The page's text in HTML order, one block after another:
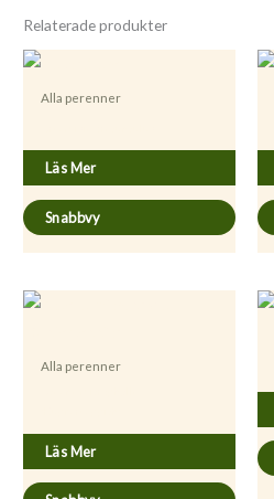
Relaterade produkter
Alla perenner
Läs Mer
Snabbvy
Alla perenner
Läs Mer